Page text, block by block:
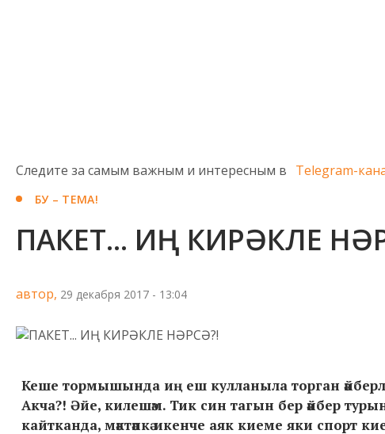
Следите за самым важным и интересным в Telegram-
БУ – ТЕМА!
ПАКЕТ... ИҢ КИРӘКЛЕ
автор, 29 декабря 2017 - 13:04
Кеше тормышында иң еш кулланыла торган әйберләр
Акча?! Әйе, килешәм. Тик син тагын бер әйбер
кайтканда, мәктәпкә икенче аяк киеме яки спорт